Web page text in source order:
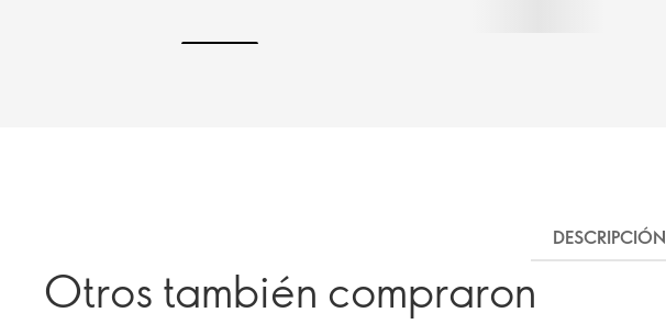
DESCRIPCIÓN
Otros también compraron